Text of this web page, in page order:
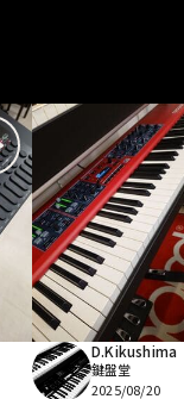
D.Kikushima
鍵盤堂
2025/08/20